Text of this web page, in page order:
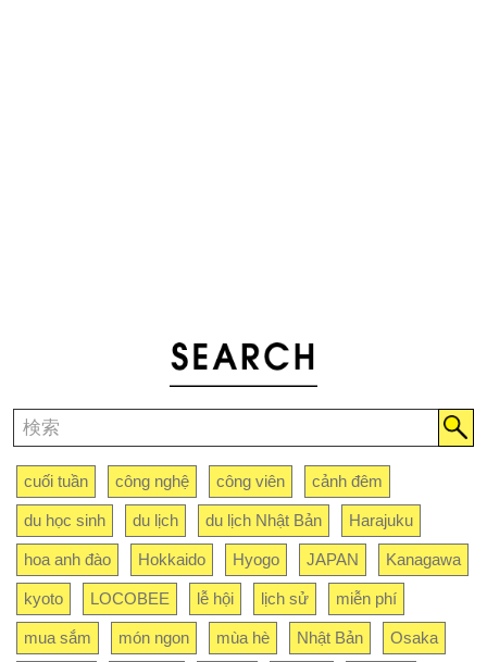
cuối tuần công nghệ công viên cảnh đêm
du học sinh du lịch du lịch Nhật Bản Harajuku
hoa anh đào Hokkaido Hyogo JAPAN Kanagawa
kyoto LOCOBEE lễ hội lịch sử miễn phí
mua sắm món ngon mùa hè Nhật Bản Osaka